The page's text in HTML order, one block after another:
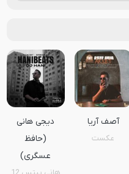
آصف آریا
عکست
دیجی هانی
(حافظ
عسگری)